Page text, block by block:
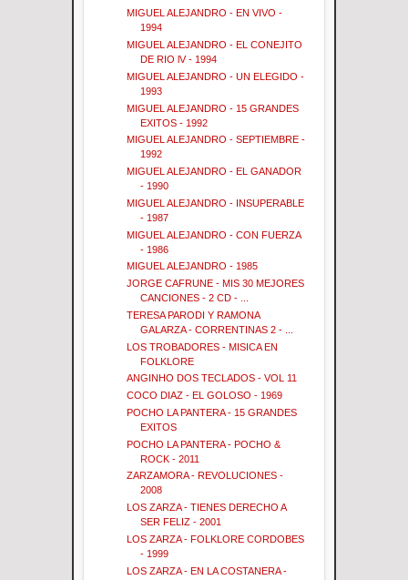
MIGUEL ALEJANDRO - EN VIVO -
1994
MIGUEL ALEJANDRO - EL CONEJITO
DE RIO lV - 1994
MIGUEL ALEJANDRO - UN ELEGIDO -
1993
MIGUEL ALEJANDRO - 15 GRANDES
EXITOS - 1992
MIGUEL ALEJANDRO - SEPTIEMBRE -
1992
MIGUEL ALEJANDRO - EL GANADOR
- 1990
MIGUEL ALEJANDRO - INSUPERABLE
- 1987
MIGUEL ALEJANDRO - CON FUERZA
- 1986
MIGUEL ALEJANDRO - 1985
JORGE CAFRUNE - MIS 30 MEJORES
CANCIONES - 2 CD - ...
TERESA PARODI Y RAMONA
GALARZA - CORRENTINAS 2 - ...
LOS TROBADORES - MISICA EN
FOLKLORE
ANGINHO DOS TECLADOS - VOL 11
COCO DIAZ - EL GOLOSO - 1969
POCHO LA PANTERA - 15 GRANDES
EXITOS
POCHO LA PANTERA - POCHO &
ROCK - 2011
ZARZAMORA - REVOLUCIONES -
2008
LOS ZARZA - TIENES DERECHO A
SER FELIZ - 2001
LOS ZARZA - FOLKLORE CORDOBES
- 1999
LOS ZARZA - EN LA COSTANERA -